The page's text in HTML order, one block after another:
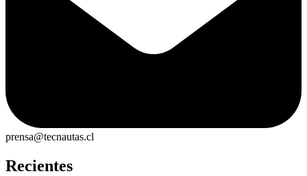
prensa@tecnautas.cl
Recientes